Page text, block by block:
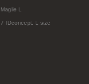
Maglie L
7-IDconcept. L size